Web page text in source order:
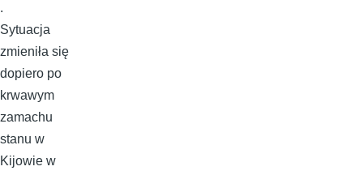
.
Sytuacja
zmieniła się
dopiero po
krwawym
zamachu
stanu w
Kijowie w